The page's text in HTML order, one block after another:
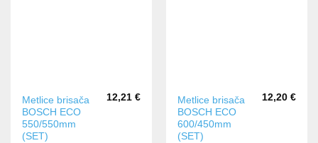
Metlice brisača
BOSCH ECO
550/550mm
(SET)
12,21 €
Metlice brisača
BOSCH ECO
600/450mm
(SET)
12,20 €